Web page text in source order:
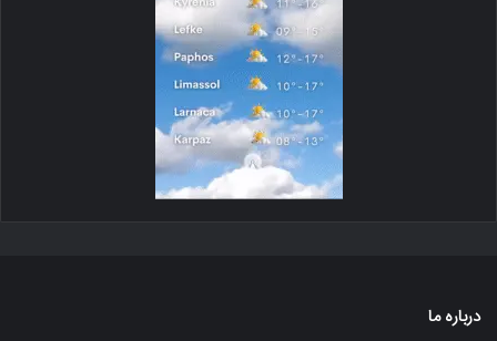
درباره ما